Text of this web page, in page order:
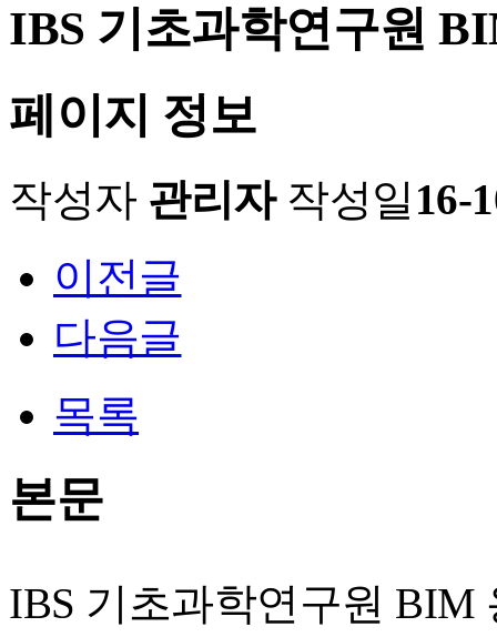
IBS 기초과학연구원
페이지 정보
작성자 관리자 작성일 16-
이전글
다음글
목록
본문
IBS 기초과학연구원 BIM